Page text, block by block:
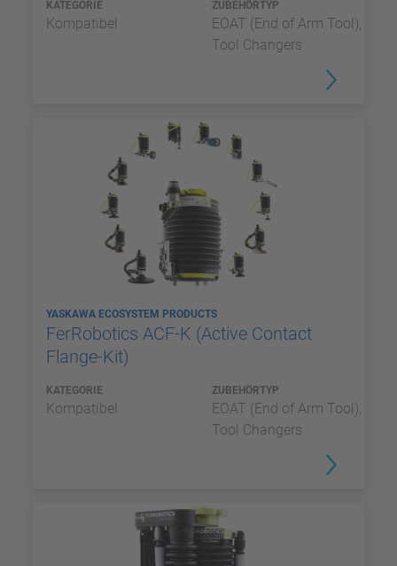
KATEGORIE
Kompatibel
ZUBEHÖRTYP
EOAT (End of Arm Tool),
Tool Changers
YASKAWA ECOSYSTEM PRODUCTS
FerRobotics ACF-K (Active Contact
Flange-Kit)
KATEGORIE
Kompatibel
ZUBEHÖRTYP
EOAT (End of Arm Tool),
Tool Changers